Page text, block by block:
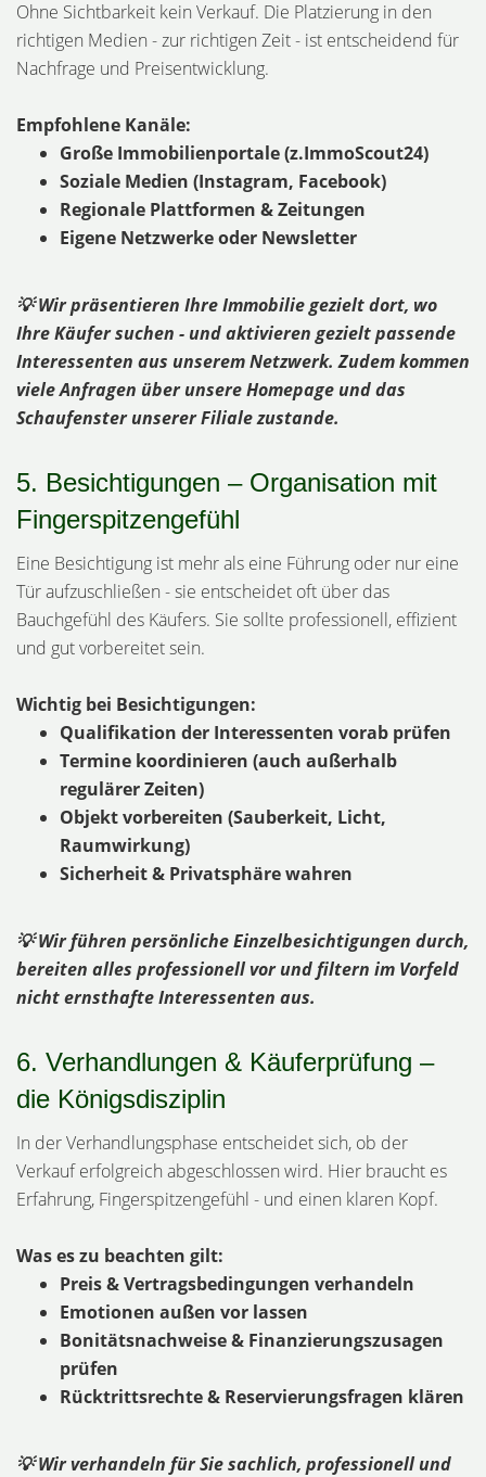
Ohne Sichtbarkeit kein Verkauf. Die Platzierung in den
richtigen Medien - zur richtigen Zeit - ist entscheidend für
Nachfrage und Preisentwicklung.
Empfohlene Kanäle:
Große Immobilienportale (z.ImmoScout24)
Soziale Medien (Instagram, Facebook)
Regionale Plattformen & Zeitungen
Eigene Netzwerke oder Newsletter
💡 Wir präsentieren Ihre Immobilie gezielt dort, wo
Ihre Käufer suchen - und aktivieren gezielt passende
Interessenten aus unserem Netzwerk. Zudem kommen
viele Anfragen über unsere Homepage und das
Schaufenster unserer Filiale zustande.
5. Besichtigungen – Organisation mit
Fingerspitzengefühl
Eine Besichtigung ist mehr als eine Führung oder nur eine
Tür aufzuschließen - sie entscheidet oft über das
Bauchgefühl des Käufers. Sie sollte professionell, effizient
und gut vorbereitet sein.
Wichtig bei Besichtigungen:
Qualifikation der Interessenten vorab prüfen
Termine koordinieren (auch außerhalb
regulärer Zeiten)
Objekt vorbereiten (Sauberkeit, Licht,
Raumwirkung)
Sicherheit & Privatsphäre wahren
💡 Wir führen persönliche Einzelbesichtigungen durch,
bereiten alles professionell vor und filtern im Vorfeld
nicht ernsthafte Interessenten aus.
6. Verhandlungen & Käuferprüfung –
die Königsdisziplin
In der Verhandlungsphase entscheidet sich, ob der
Verkauf erfolgreich abgeschlossen wird. Hier braucht es
Erfahrung, Fingerspitzengefühl - und einen klaren Kopf.
Was es zu beachten gilt:
Preis & Vertragsbedingungen verhandeln
Emotionen außen vor lassen
Bonitätsnachweise & Finanzierungszusagen
prüfen
Rücktrittsrechte & Reservierungsfragen klären
💡 Wir verhandeln für Sie sachlich, professionell und